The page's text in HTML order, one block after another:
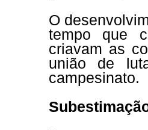
O
tempo que
criavam as
união de
campesinato.